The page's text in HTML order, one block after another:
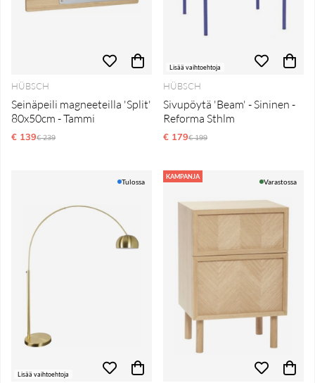
HÜBSCH
Seinäpeili magneeteilla 'Split'
80x50cm - Tammi
€ 139Normaali hinta
€ 239
Lisää vaihtoehtoja
HÜBSCH
Sivupöytä 'Beam' - Sininen -
Reforma Sthlm
€ 179Normaali hinta
€ 199
Lisää vaihtoehtoja
Tulossa
KAMPANJA
Varastossa